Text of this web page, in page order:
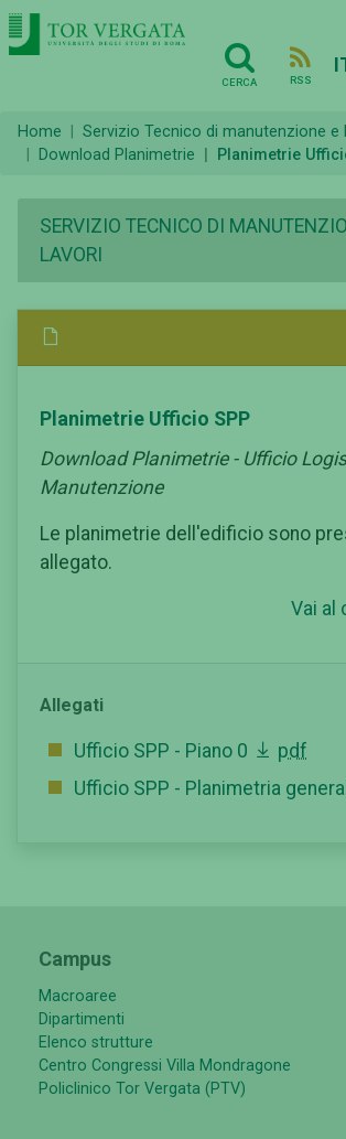
CERCA RSS
Home
Servizio Tecnico di manutenzione e
Download Planimetrie
Planimetrie
SERVIZIO TECNICO DI
LAVORI
Planimetrie Ufficio SPP
Download Planimetrie - Ufficio
Manutenzione
Le planimetrie dell'edificio sono
allegato.
Vai al
Allegati
Ufficio SPP - Piano 0
pdf
Ufficio SPP - Planimetria
Campus
Macroaree
Dipartimenti
Elenco strutture
Centro Congressi Villa Mondragone
Policlinico Tor Vergata (PTV)